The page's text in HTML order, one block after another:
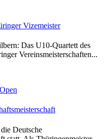
Vizemeister
Das U10-Quartett des
Vereinsmeisterschaften...
Deutsche